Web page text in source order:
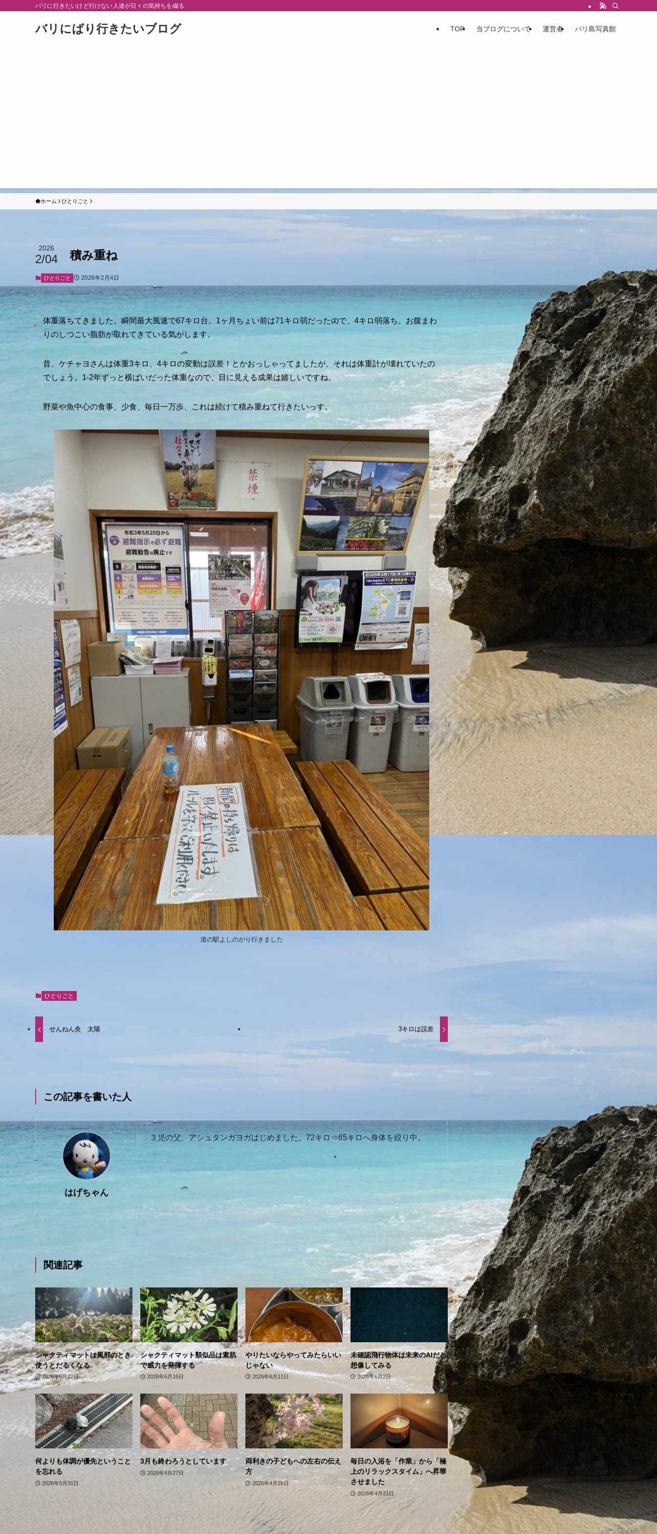
バリに行きたいけど行けない人達が日々の気持ちを綴る
バリにばり行きたいブログ TOP 当ブログについて 運営者 バリ島写真館
ホーム ひとりごと
積み重ね
2026
2/04
ひとりごと 2026年2月4日
体重落ちてきました。瞬間最大風速で67キロ台。1ヶ月ちょい前は71キロ弱だったので、4キロ弱落ち。お腹まわ
りのしつこい脂肪が取れてきている気がします。
昔、ケチャヨさんは体重3キロ、4キロの変動は誤差！とかおっしゃってましたが、それは体重計が壊れていたの
でしょう。1-2年ずっと横ばいだった体重なので、目に見える成果は嬉しいですね。
野菜や魚中心の食事、少食、毎日一万歩、これは続けて積み重ねて行きたいっす。
道の駅よしのがり行きました
ひとりごと
せんねん灸 太陽 3キロは誤差
この記事を書いた人
はげちゃん
３児の父、アシュタンガヨガはじめました。72キロ⇒65キロへ身体を絞り中。
関連記事
シャクティマットは風邪のとき
使うとだるくなる
2026年6月22日
シャクティマット類似品は素肌
で威力を発揮する
2026年6月16日
やりたいならやってみたらいい
じゃない
2026年6月11日
未確認飛行物体は未来のAIだと
想像してみる
2026年6月2日
何よりも体調が優先ということ
を忘れる
2026年5月31日
3月も終わろうとしています
2026年4月27日
両利きの子どもへの左右の伝え
方
2026年4月26日
毎日の入浴を「作業」から「極
上のリラックスタイム」へ昇華
させました
2026年4月21日